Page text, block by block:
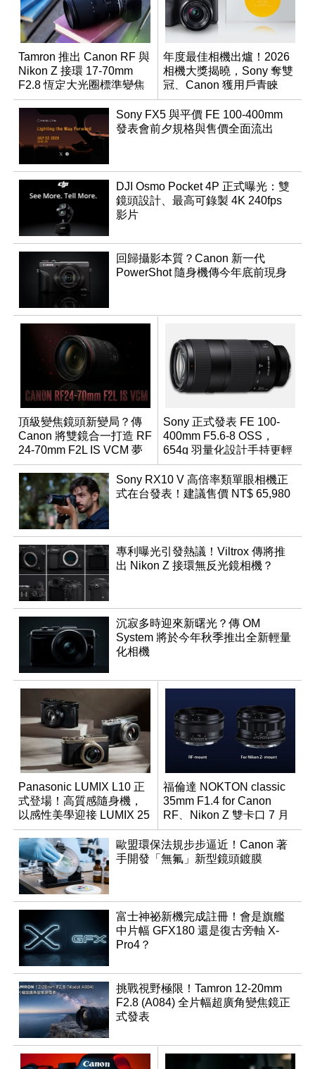
Tamron 推出 Canon RF 與
Nikon Z 接環 17-70mm
F2.8 恆定大光圈標準變焦
鏡
年度最佳相機出爐！2026
相機大獎揭曉，Sony 奪雙
冠、Canon 獲用戶青睞
Sony FX5 與平價 FE 100-400mm
發表會前夕規格與售價全面流出
DJI Osmo Pocket 4P 正式曝光：雙
鏡頭設計、最高可錄製 4K 240fps
影片
回歸攝影本質？Canon 新一代
PowerShot 隨身機傳今年底前現身
頂級變焦鏡頭新變局？傳
Canon 將雙鏡合一打造 RF
24-70mm F2L IS VCM 夢
幻規格
Sony 正式發表 FE 100-
400mm F5.6-8 OSS，
654g 羽量化設計手持更輕
鬆
Sony RX10 V 高倍率類單眼相機正
式在台發表！建議售價 NT$ 65,980
專利曝光引發熱議！Viltrox 傳將推
出 Nikon Z 接環無反光鏡相機？
沉寂多時迎來新曙光？傳 OM
System 將於今年秋季推出全新輕量
化相機
Panasonic LUMIX L10 正
式登場！高質感隨身機，
以感性美學迎接 LUMIX 25
週年
福倫達 NOKTON classic
35mm F1.4 for Canon
RF、Nikon Z 雙卡口 7 月
同步登台
歐盟環保法規步步逼近！Canon 著
手開發「無氟」新型鏡頭鍍膜
富士神祕新機完成註冊！會是旗艦
中片幅 GFX180 還是復古旁軸 X-
Pro4？
挑戰視野極限！Tamron 12-20mm
F2.8 (A084) 全片幅超廣角變焦鏡正
式發表